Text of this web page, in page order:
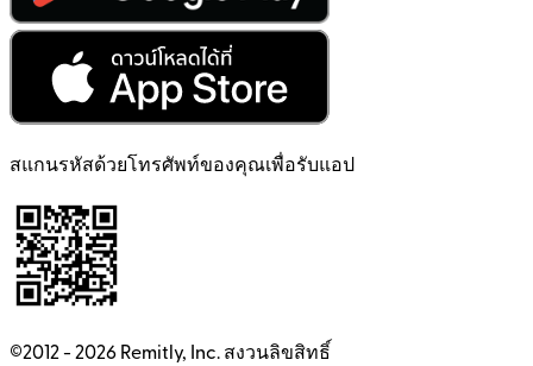
สแกนรหัสด้วยโทรศัพท์ของคุณเพื่อรับแอป
©2012 - 2026 Remitly, Inc. สงวนลิขสิทธิ์